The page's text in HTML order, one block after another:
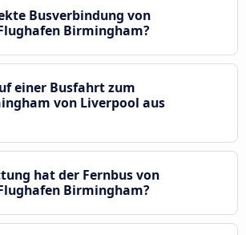
Busverbindung von
Birmingham?
einer Busfahrt zum
von Liverpool aus
hat der Fernbus von
Birmingham?